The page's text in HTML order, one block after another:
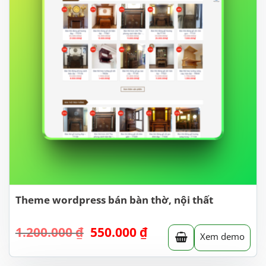
Theme wordpress bán bàn thờ, nội thất
1.200.000₫ Giá
là:
550.000 ₫Giá
hiện
tại
Xem demo